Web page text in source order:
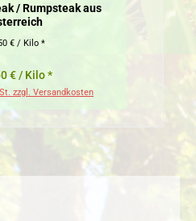
/ Rumpsteak aus
€ / Kilo *
€ / Kilo *
zzgl. Versandkosten